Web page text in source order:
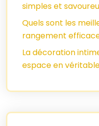
simples et
Quels sont les
rangement
La décoration
espace en